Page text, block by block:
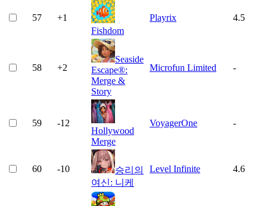
57 +1
Fishdom
Playrix 4.5
58 +2
Seaside
Escape®:
Merge &
Story
Microfun Limited -
59 -12
Hollywood
Merge
VoyagerOne -
60 -10
승리의
여신: 니케
Level Infinite 4.6